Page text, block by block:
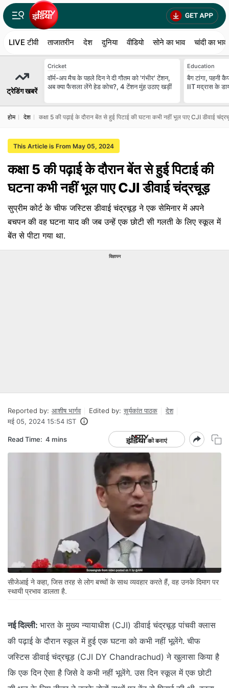
LIVE टीवी ताजातरीन देश दुनिया वीडियो सोने का भाव चांदी का भाव
ट्रेडिंग खबरें
Cricket
वॉर्म-अप मैच के पहले दिन ने दी गौतम को 'गंभीर' टेंशन,
अब क्या फैसला लेंगे हेड कोच?, 4 टेंशन मुंह उठाए खड़ीं
Education
बैग टांगा, पहनी
IIT मद्रास के
होम देश कक्षा 5 की पढ़ाई के दौरान बेंत से हुई पिटाई की घटना कभी नहीं भूल पाए CJI डीवाई
This Article is From May 05, 2024
कक्षा 5 की पढ़ाई के दौरान बेंत से हुई पिटाई की
घटना कभी नहीं भूल पाए CJI डीवाई चंद्रचूड़
सुप्रीम कोर्ट के चीफ जस्टिस डीवाई चंद्रचूड़ ने एक सेमिनार में अपने
बचपन की वह घटना याद की जब उन्हें एक छोटी सी गलती के लिए स्कूल में
बेंत से पीटा गया था.
विज्ञापन
Reported by: आशीष भार्गव Edited by: सूर्यकांत पाठक
देश
मई 05, 2024 15:54 IST
Read Time: 4 mins
सीजेआई ने कहा, जिस तरह से लोग बच्चों के साथ व्यवहार करते हैं, वह उनके दिमाग पर
स्थायी प्रभाव डालता है.
नई दिल्ली: भारत के मुख्य न्यायाधीश (CJI) डीवाई चंद्रचूड़ पांचवी क्लास
की पढ़ाई के दौरान स्कूल में हुई एक घटना को कभी नहीं भूलेंगे. चीफ
जस्टिस डीवाई चंद्रचूड़ (CJI DY Chandrachud) ने खुलासा किया है
कि एक दिन ऐसा है जिसे वे कभी नहीं भूलेंगे. उस दिन स्कूल में एक छोटी